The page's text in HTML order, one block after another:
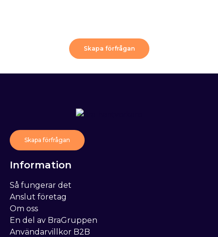
Skapa förfrågan
Information
Så fungerar det
Anslut företag
Om oss
En del av BraGruppen
Användarvillkor B2B
Skapa förfrågan